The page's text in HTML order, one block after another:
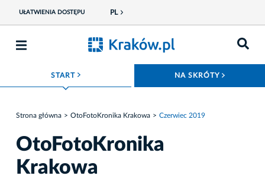
UŁATWIENIA DOSTĘPU PL
START ROZWIŃ MENU NA SKRÓTY
Strona główna OtoFotoKronika Krakowa Czerwiec 2019
OtoFotoKronika
Krakowa